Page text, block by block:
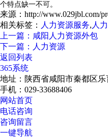
个特点缺一不可。
来源：http://www.029jbl.com/
相关标签： 人力资源服务, 人
上一篇：咸阳人力资源外包
下一篇：人力资源
返回列表
365系统
地址：陕西省咸阳市秦都区乐
手机：029-33688406
网站首页
电话咨询
咨询留言
一键导航